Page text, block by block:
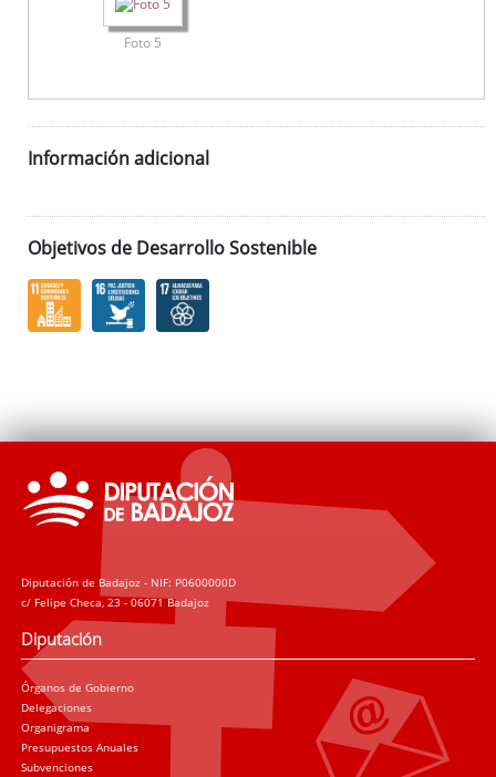
Foto 5
Información adicional
Objetivos de Desarrollo Sostenible
Diputación de Badajoz - NIF: P0600000D
c/ Felipe Checa, 23 - 06071 Badajoz
Diputación
Órganos de Gobierno
Delegaciones
Organigrama
Presupuestos Anuales
Subvenciones